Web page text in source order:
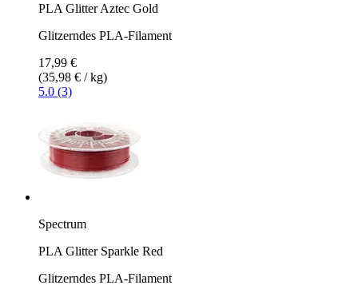
PLA Glitter Aztec Gold
Glitzerndes PLA-Filament
17,99 €
(35,98 € / kg)
5.0 (3)
Spectrum
PLA Glitter Sparkle Red
Glitzerndes PLA-Filament